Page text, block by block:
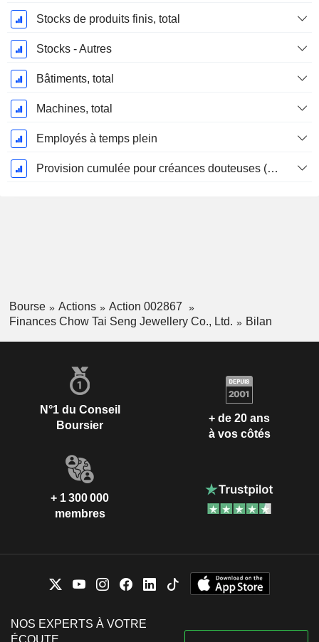
Stocks de produits finis, total
Stocks - Autres
Bâtiments, total
Machines, total
Employés à temps plein
Provision cumulée pour créances douteuses (Supple)
Bourse Actions
Action 002867
Finances Chow Tai Seng Jewellery Co., Ltd.
Bilan
N°1 du Conseil
Boursier
+ de 20 ans
à vos côtés
+ 1 300 000
membres
NOS EXPERTS À VOTRE
ÉCOUTE